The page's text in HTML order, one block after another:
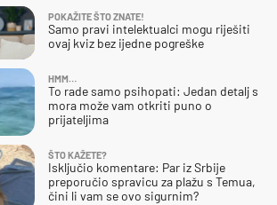
POKAŽITE ŠTO ZNATE!
Samo pravi intelektualci mogu riješiti
ovaj kviz bez ijedne pogreške
HMM…
To rade samo psihopati: Jedan detalj s
mora može vam otkriti puno o
prijateljima
ŠTO KAŽETE?
Isključio komentare: Par iz Srbije
preporučio spravicu za plažu s Temua,
čini li vam se ovo sigurnim?